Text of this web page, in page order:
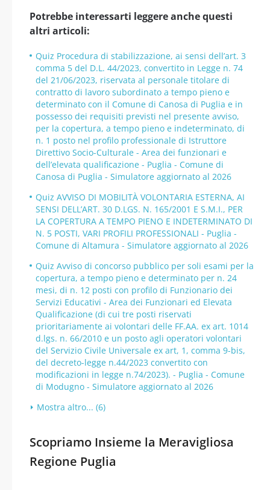
Potrebbe interessarti leggere anche questi
altri articoli:
Quiz Procedura di stabilizzazione, ai sensi dell’art. 3
comma 5 del D.L. 44/2023, convertito in Legge n. 74
del 21/06/2023, riservata al personale titolare di
contratto di lavoro subordinato a tempo pieno e
determinato con il Comune di Canosa di Puglia e in
possesso dei requisiti previsti nel presente avviso,
per la copertura, a tempo pieno e indeterminato, di
n. 1 posto nel profilo professionale di Istruttore
Direttivo Socio-Culturale - Area dei funzionari e
dell’elevata qualificazione - Puglia - Comune di
Canosa di Puglia - Simulatore aggiornato al 2026
Quiz AVVISO DI MOBILITÀ VOLONTARIA ESTERNA, AI
SENSI DELL’ART. 30 D.LGS. N. 165/2001 E S.M.I., PER
LA COPERTURA A TEMPO PIENO E INDETERMINATO DI
N. 5 POSTI, VARI PROFILI PROFESSIONALI - Puglia -
Comune di Altamura - Simulatore aggiornato al 2026
Quiz Avviso di concorso pubblico per soli esami per la
copertura, a tempo pieno e determinato per n. 24
mesi, di n. 12 posti con profilo di Funzionario dei
Servizi Educativi - Area dei Funzionari ed Elevata
Qualificazione (di cui tre posti riservati
prioritariamente ai volontari delle FF.AA. ex art. 1014
d.lgs. n. 66/2010 e un posto agli operatori volontari
del Servizio Civile Universale ex art, 1, comma 9-bis,
del decreto-legge n.44/2023 convertito con
modificazioni in legge n.74/2023). - Puglia - Comune
di Modugno - Simulatore aggiornato al 2026
Mostra altro... (6)
Scopriamo Insieme la Meravigliosa
Regione Puglia